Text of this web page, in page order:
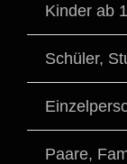
Kinder ab
Schüler,
Paare,